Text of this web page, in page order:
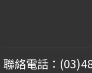
聯絡電話：